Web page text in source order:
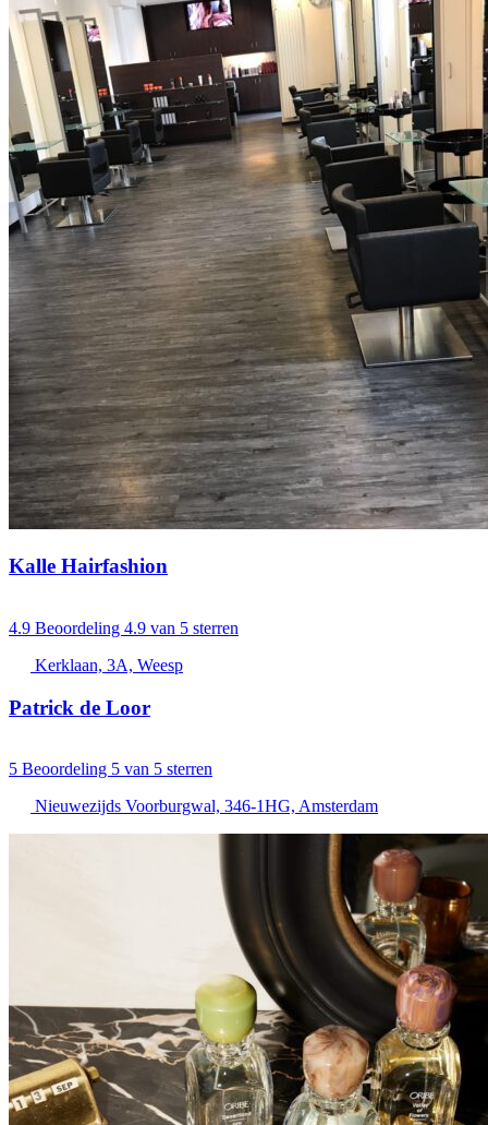
Kalle Hairfashion
4.9 Beoordeling 4.9 van 5 sterren
Kerklaan, 3A, Weesp
Patrick de Loor
5 Beoordeling 5 van 5 sterren
Nieuwezijds Voorburgwal, 346-1HG, Amsterdam